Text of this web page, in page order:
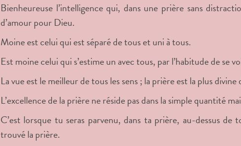
Bienheureuse l’intelligence qui, dans une prière sans
d’amour pour Dieu.
Moine est celui qui est séparé de tous et uni à tous.
Est moine celui qui s’estime un avec tous, par l’habitude de se
La vue est le meilleur de tous les sens ; la prière est la plus
L’excellence de la prière ne réside pas dans la simple quantité
C’est lorsque tu seras parvenu, dans ta prière, au-dessus
trouvé la prière.